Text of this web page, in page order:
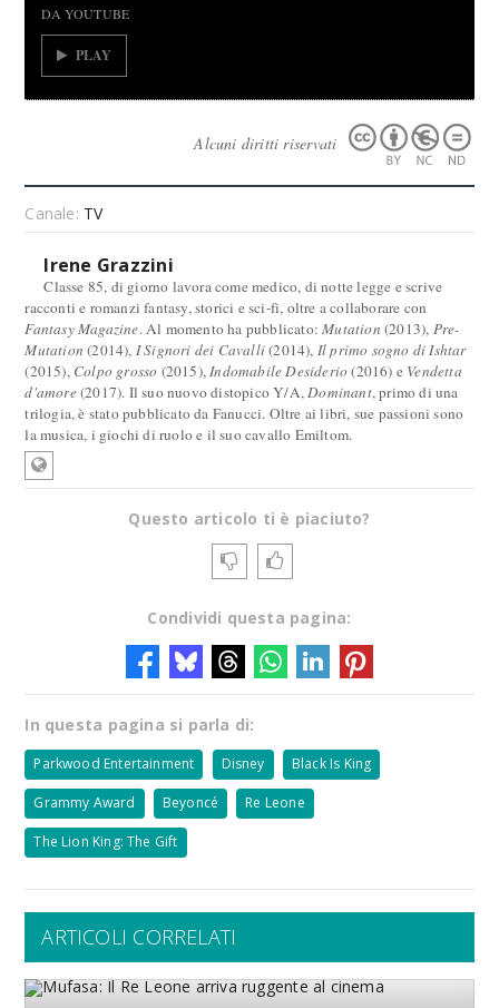
DA YOUTUBE
PLAY
Alcuni diritti riservati
Canale: TV
Irene Grazzini
Classe 85, di giorno lavora come medico, di notte legge e scrive
racconti e romanzi fantasy, storici e sci-fi, oltre a collaborare con
Fantasy Magazine. Al momento ha pubblicato:Mutation (2013), Pre-
Mutation (2014), I Signori dei Cavalli(2014), Il primo sogno di Ishtar
(2015), Colpo grosso (2015),Indomabile Desiderio (2016) e Vendetta
d'amore(2017). Il suo nuovo distopico Y/A,Dominant, primo di una
trilogia, è stato pubblicato da Fanucci. Oltre ai libri, sue passioni sono
la musica, i giochi di ruolo e il suo cavallo Emiltom.
Questo articolo ti è piaciuto?
Condividi questa pagina:
In questa pagina si parla di:
Parkwood Entertainment Disney Black Is King
Grammy Award Beyoncé Re Leone
The Lion King: The Gift
ARTICOLI CORRELATI